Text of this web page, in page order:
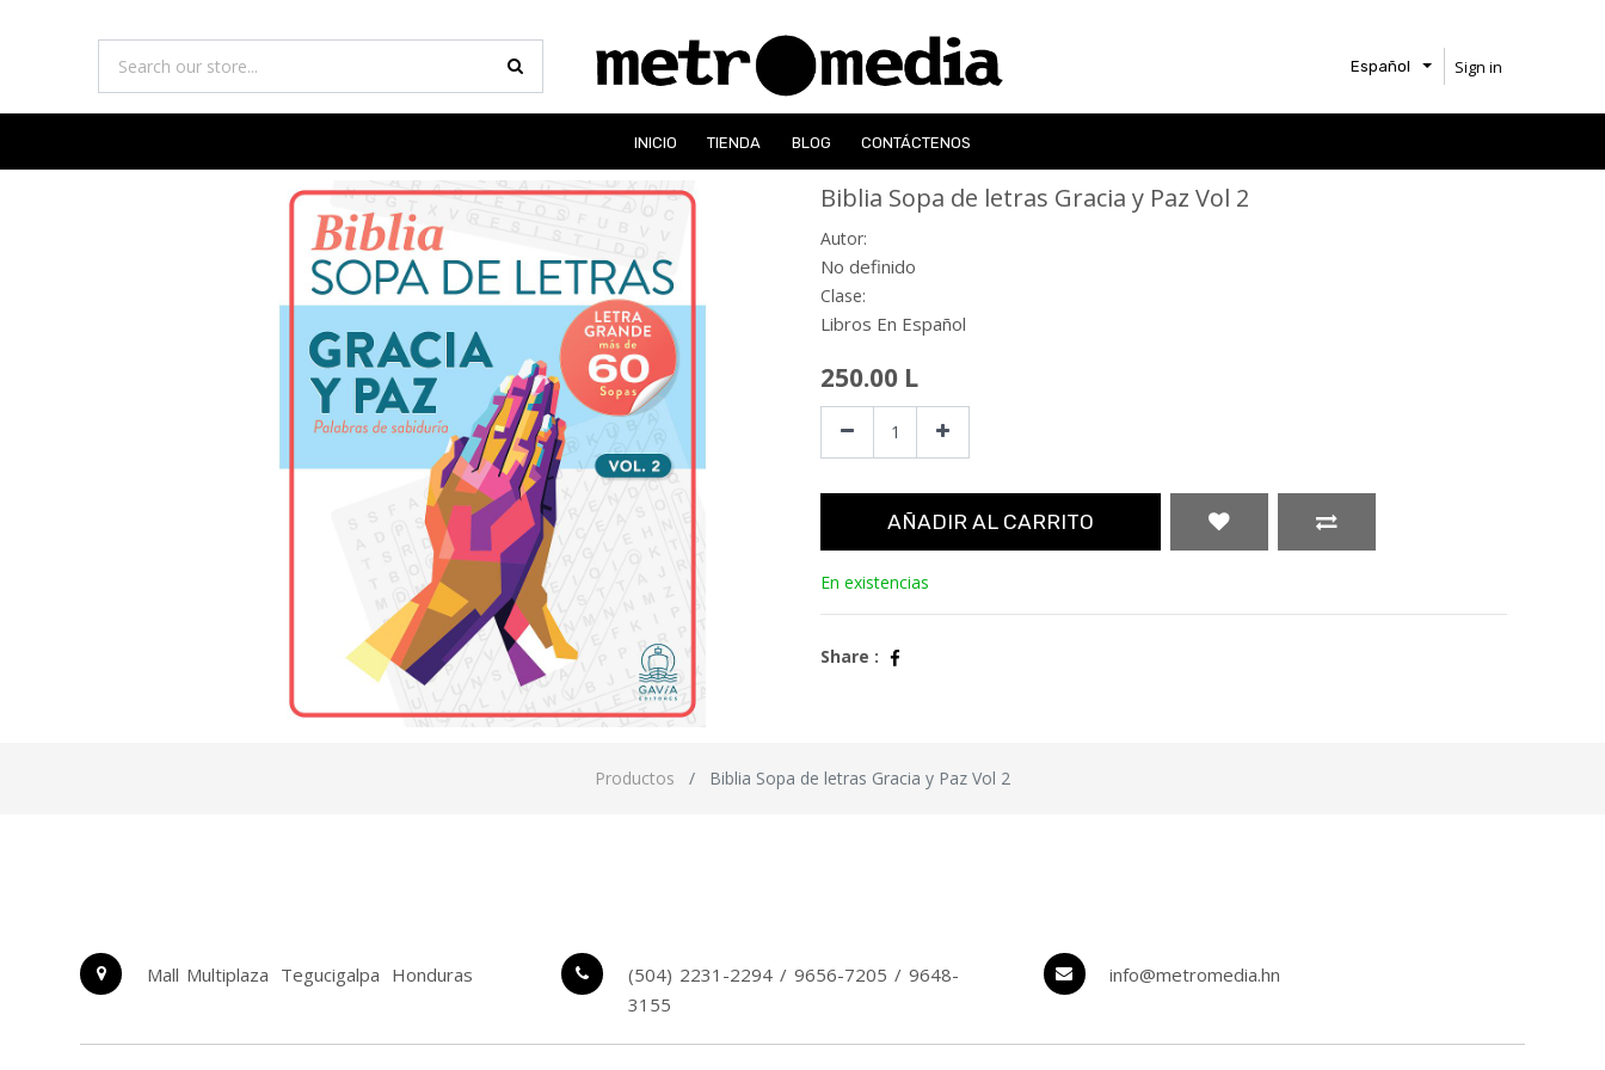
Español Sign in
INICIO TIENDA BLOG CONTÁCTENOS
Biblia Sopa de letras Gracia y Paz Vol 2
Autor:
No definido
Clase:
Libros En Español
250.00 L
AÑADIR AL CARRITO
En existencias
Share :
Productos Biblia Sopa de letras Gracia y Paz Vol 2
Mall Multiplaza Tegucigalpa Honduras
(504) 2231-2294 / 9656-7205 / 9648-
3155
info@metromedia.hn